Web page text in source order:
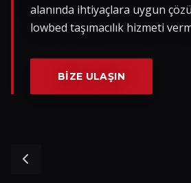
İletişim
alanında ihtiyaçlara uygun
lowbed taşımacılık hizmeti
BIZE ULAŞIN